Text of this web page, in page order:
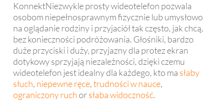
KonnektNiezwykle prosty wideotelefon pozwala
osobom niepełnosprawnym fizycznie lub umysłowo
na oglądanie rodziny i przyjaciół tak często, jak chcą,
bez konieczności podróżowania. Głośniki, bardzo
duże przyciski i duży, przyjazny dla protez ekran
dotykowy sprzyjają niezależności, dzięki czemu
wideotelefon jest idealny dla każdego, kto ma słaby
słuch, niepewne ręce,trudności w nauce,
ograniczony ruchorsłaba widoczność.